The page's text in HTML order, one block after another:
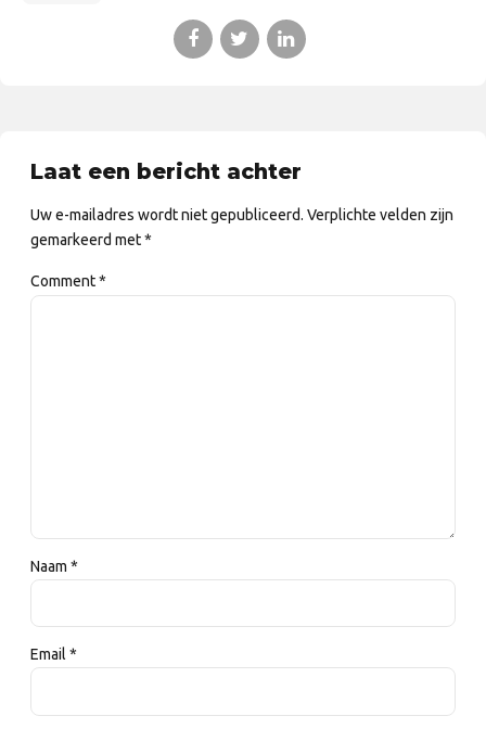
Laat een bericht achter
Uw e-mailadres wordt niet gepubliceerd. Verplichte velden zijn
gemarkeerd met *
Comment*
Naam *
Email *